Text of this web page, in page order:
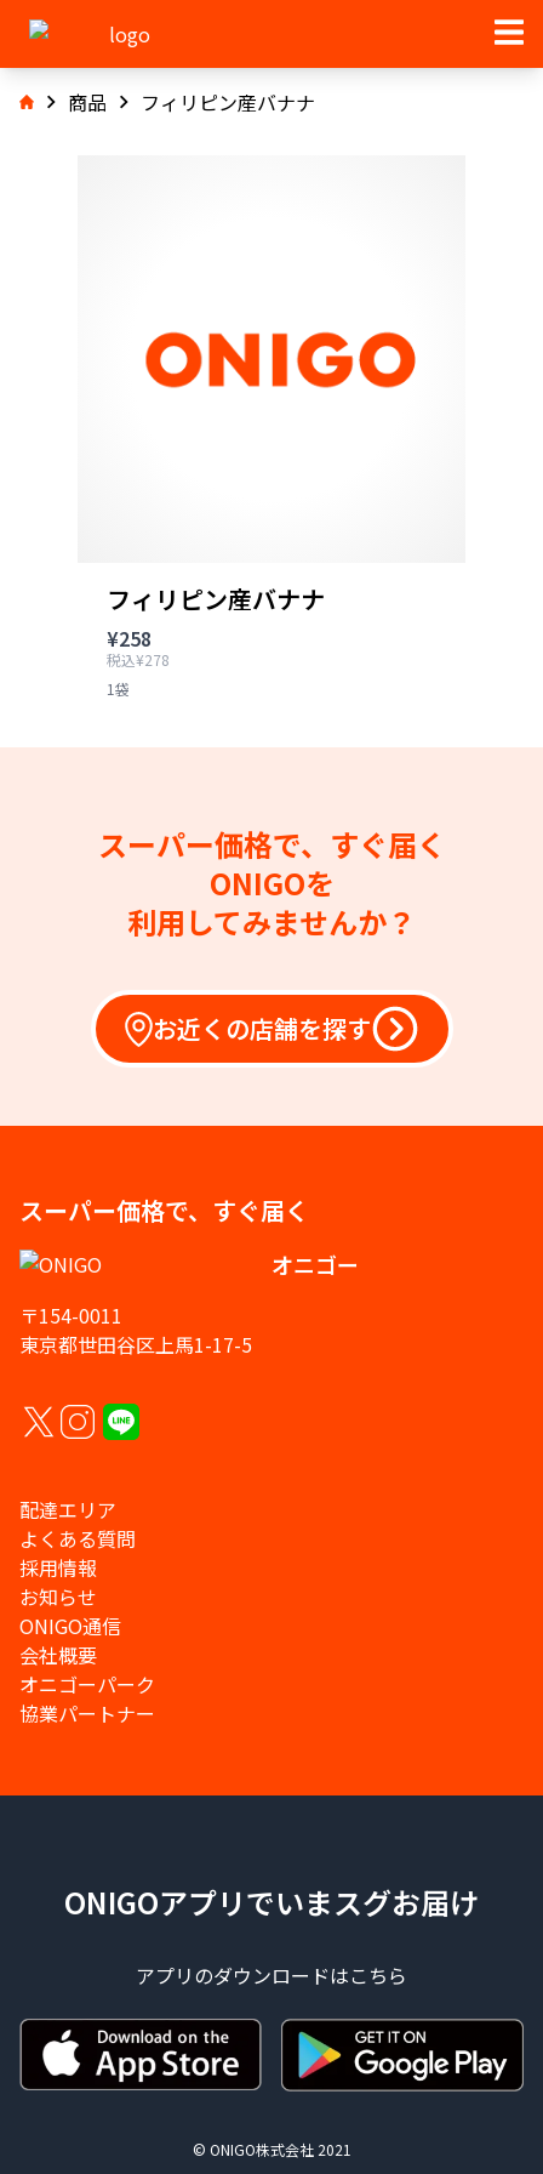
商品 フィリピン産バナナ
フィリピン産バナナ
¥258
税込¥278
1袋
スーパー価格で、すぐ届く
ONIGOを
利用してみませんか？
お近くの店舗を探す
スーパー価格で、すぐ届く
オニゴー
〒154-0011
東京都世田谷区上馬1-17-5
配達エリア
よくある質問
採用情報
お知らせ
ONIGO通信
会社概要
オニゴーパーク
協業パートナー
ONIGOアプリでいまスグお届け
アプリのダウンロードはこちら
© ONIGO株式会社 2021